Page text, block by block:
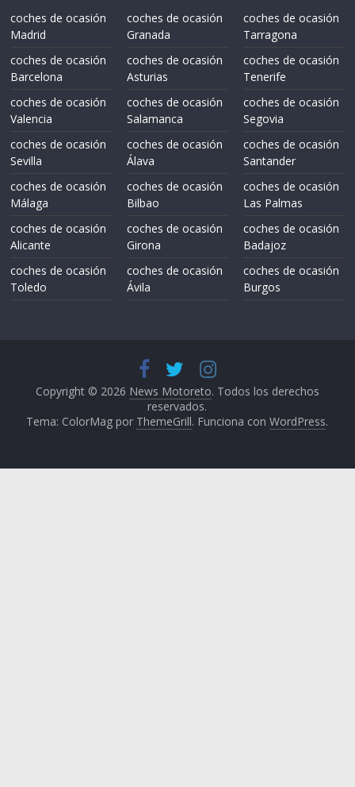
coches de ocasión
Madrid
coches de ocasión
Barcelona
coches de ocasión
Valencia
coches de ocasión
Sevilla
coches de ocasión
Málaga
coches de ocasión
Alicante
coches de ocasión
Toledo
coches de ocasión
Granada
coches de ocasión
Asturias
coches de ocasión
Salamanca
coches de ocasión
Álava
coches de ocasión
Bilbao
coches de ocasión
Girona
coches de ocasión
Ávila
coches de ocasión
Tarragona
coches de ocasión
Tenerife
coches de ocasión
Segovia
coches de ocasión
Santander
coches de ocasión
Las Palmas
coches de ocasión
Badajoz
coches de ocasión
Burgos
Copyright © 2026 News Motoreto. Todos los derechos
reservados.
Tema: ColorMag por ThemeGrill. Funciona conWordPress.